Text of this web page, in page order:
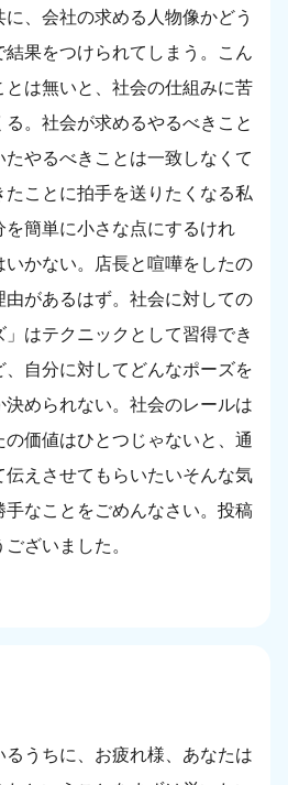
、会社の求める人物像かどう
果をつけられてしまう。こん
とは無いと、社会の仕組みに苦
。社会が求めるやるべきこと
やるべきことは一致しなくて
ことに拍手を送りたくなる私
を簡単に小さな点にするけれ
いかない。店長と喧嘩をしたの
由があるはず。社会に対しての
」はテクニックとして習得でき
自分に対してどんなポーズを
められない。社会のレールは
価値はひとつじゃないと、通
伝えさせてもらいたいそんな気
なことをごめんなさい。投稿
ざいました。
るうちに、お疲れ様、あなたは